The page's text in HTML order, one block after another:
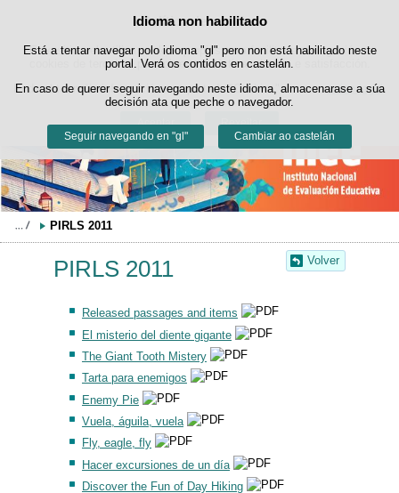
Política de cookies
Este sitio web utiliza cookies propias para facilitar a navegación e
cookies de terceiros para obter estatísticas de uso e satisfacción.
Pode obter máis información no apartado "Cookies" do nosoaviso legal.
Aceptar Rexeitar
Idioma non habilitado
Está a tentar navegar polo idioma "gl" pero non está habilitado neste
portal. Verá os contidos en castelán.
En caso de querer seguir navegando neste idioma, almacenarase a súa
decisión ata que peche o navegador.
Seguir navegando en "gl" Cambiar ao castelán
Saltar ao contido
PIRLS 2011
Volver
PIRLS 2011
Released passages and items
El misterio del diente gigante
The Giant Tooth Mistery
Tarta para enemigos
Enemy Pie
Vuela, águila, vuela
Fly, eagle, fly
Hacer excursiones de un día
Discover the Fun of Day Hiking